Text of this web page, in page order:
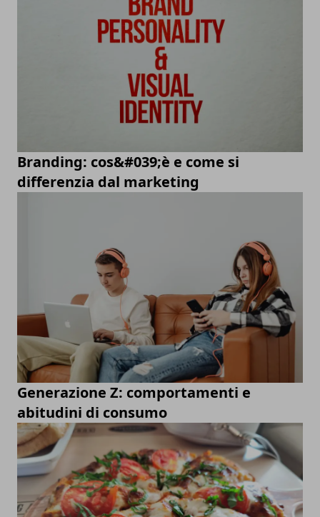
Branding: cos&#039;è e come si
differenzia dal marketing
Generazione Z: comportamenti e
abitudini di consumo